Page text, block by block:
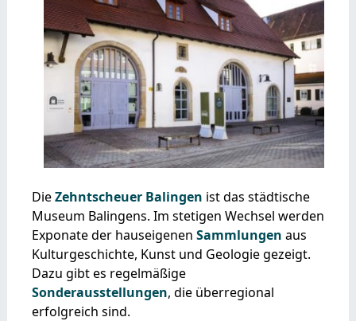
DieZehntscheuer Balingen ist das städtische
Museum Balingens. Im stetigen Wechsel werden
Exponate der hauseigenen Sammlungen aus
Kulturgeschichte, Kunst und Geologie gezeigt.
Dazu gibt es regelmäßige
Sonderausstellungen, die überregional
erfolgreich sind.